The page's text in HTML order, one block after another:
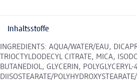
Inhaltsstoffe
INGREDIENTS: AQUA/WATER/EAU,
TRIOCTYLDODECYL CITRATE, MICA,
BUTANEDIOL, GLYCERIN, POLYGLYCERYL-
DIISOSTEARATE/